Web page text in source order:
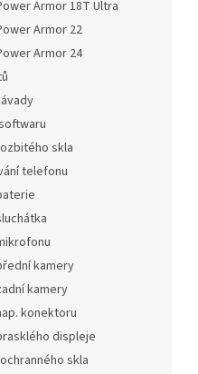
Armor 18T Ultra
Armor 22
Armor 24
skla
telefonu
kamery
kamery
konektoru
displeje
skla